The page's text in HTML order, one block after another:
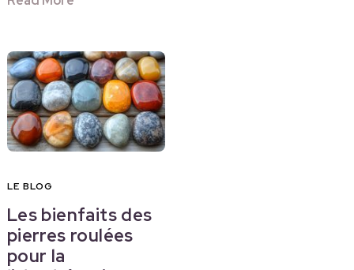
LE BLOG
Les bienfaits des
pierres roulées
pour la